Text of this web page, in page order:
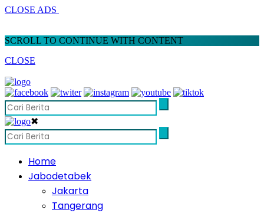
CLOSE ADS
SCROLL TO CONTINUE WITH CONTENT
CLOSE
✖
Home
Jabodetabek
Jakarta
Tangerang